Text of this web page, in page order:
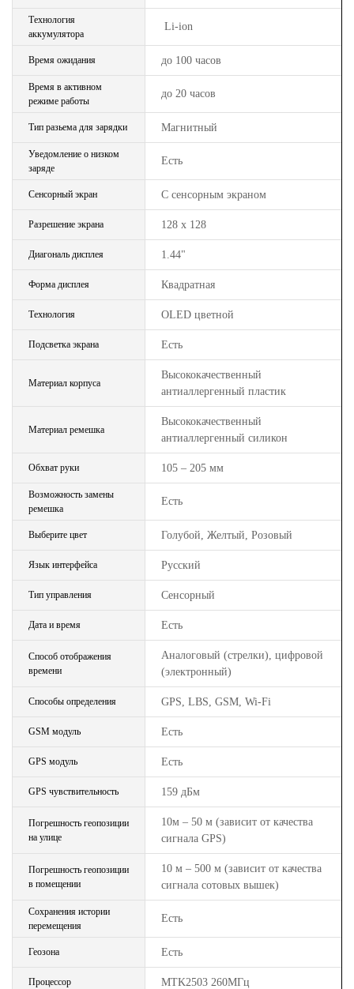
Технология
аккумулятора
Li-ion
Время ожидания до 100 часов
Время в активном
режиме работы
до 20 часов
Тип разьема для зарядки Магнитный
Уведомление о низком
заряде
Есть
Сенсорный экран С сенсорным экраном
Разрешение экрана 128 x 128
Диагональ дисплея 1.44"
Форма дисплея Квадратная
Технология OLED цветной
Подсветка экрана Есть
Материал корпуса
Высококачественный
антиаллергенный пластик
Материал ремешка
Высококачественный
антиаллергенный силикон
Обхват руки 105 – 205 мм
Возможность замены
ремешка
Есть
Выберите цвет Голубой, Желтый, Розовый
Язык интерфейса Русский
Тип управления Сенсорный
Дата и время Есть
Способ отображения
времени
Аналоговый (стрелки), цифровой
(электронный)
Способы определения GPS, LBS, GSM, Wi-Fi
GSM модуль Есть
GPS модуль Есть
GPS чувствительность 159 дБм
Погрешность геопозиции
на улице
10м – 50 м (зависит от качества
сигнала GPS)
Погрешность геопозиции
в помещении
10 м – 500 м (зависит от качества
сигнала сотовых вышек)
Сохранения истории
перемещения
Есть
Геозона Есть
Процессор MTK2503 260МГц